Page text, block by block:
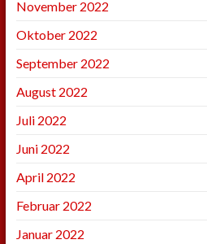
November 2022
Oktober 2022
September 2022
August 2022
Juli 2022
Juni 2022
April 2022
Februar 2022
Januar 2022